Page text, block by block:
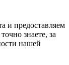
и предоставляем
знаете, за
нашей